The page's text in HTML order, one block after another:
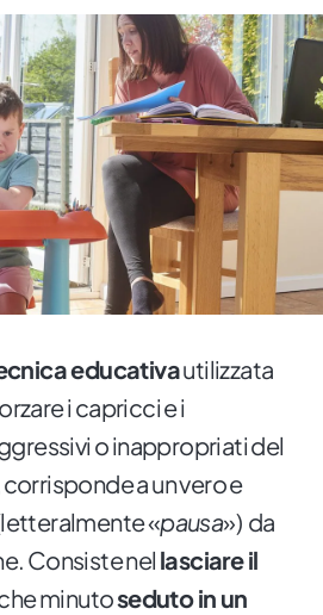
educativautilizzata
i capricci e i
o inappropriati del
a un vero e
«pausa») da
Consiste nel lasciare il
minutoseduto in un